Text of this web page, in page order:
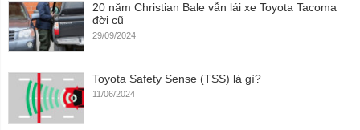
20 năm Christian Bale vẫn lái xe Toyota Tacoma
đời cũ
29/09/2024
Toyota Safety Sense (TSS) là gì?
11/06/2024